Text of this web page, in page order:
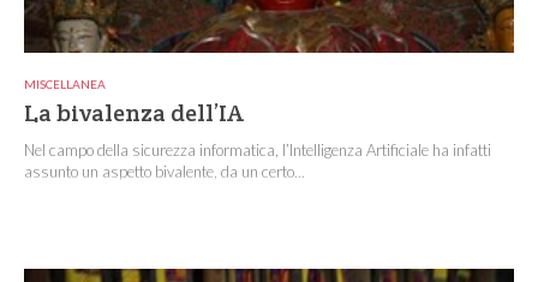
MISCELLANEA
La bivalenza dell’IA
Nel campo della sicurezza informatica, l’Intelligenza Artificiale ha infatti
assunto un aspetto bivalente, da un certo...